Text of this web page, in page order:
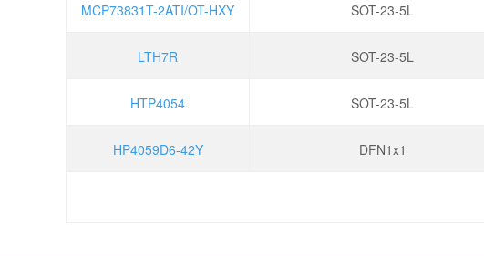
MCP73831T-2ATI/OT-HXY SOT-23-5L
LTH7R SOT-23-5L
HTP4054 SOT-23-5L
HP4059D6-42Y DFN1x1